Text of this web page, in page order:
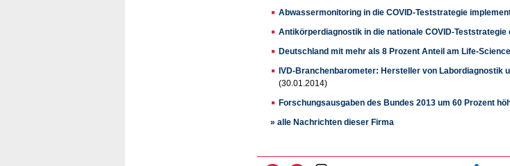
Abwassermonitoring in die COVID-Teststrategie
Antikörperdiagnostik in die nationale COVID-Teststrategie
Deutschland mit mehr als 8 Prozent Anteil am Life-
IVD-Branchenbarometer: Hersteller von Labordiagnostik
(30.01.2014)
Forschungsausgaben des Bundes 2013 um 60 Prozent
» alle Nachrichten dieser Firma